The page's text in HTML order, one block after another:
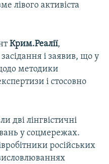
лівого активіста
Крим.Реалії,
і заявив, що у
методики
і стосовно
дві лінгвістичні
у соцмережах.
російських